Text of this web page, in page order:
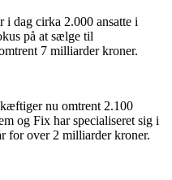
i dag cirka 2.000 ansatte i
på at sælge til
7 milliarder kroner.
nu omtrent 2.100
og Fix har specialiseret sig i
for over 2 milliarder kroner.